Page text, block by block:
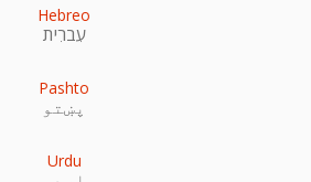
Hebreo
עִברִית
Pashto
پښتو
Urdu